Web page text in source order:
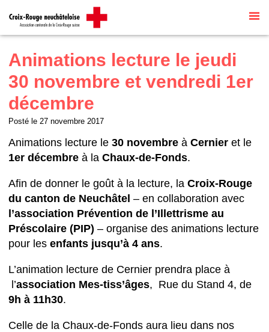
Talk to me
automatiquement parG Translate
Animations lecture le jeudi
30 novembre et vendredi 1er
décembre
Posté le 27 novembre 2017
Animations lecture le 30 novembre à Cernier et le
1er décembre à la Chaux-de-Fonds.
Afin de donner le goût à la lecture, la Croix-Rouge
du canton de Neuchâtel – en collaboration avec
l’association Prévention de l’Illettrisme au
Préscolaire (PIP) – organise des animations lecture
pour les enfants jusqu’à 4 ans.
L’animation lecture de Cernier prendra place à
l’association Mes-tiss’âges, Rue du Stand 4, de
9h à 11h30.
Celle de la Chaux-de-Fonds aura lieu dans nos